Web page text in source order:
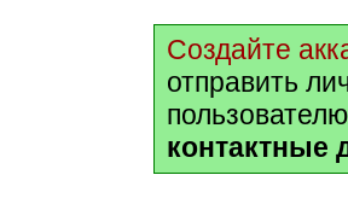
Создайте
отправить
контактные